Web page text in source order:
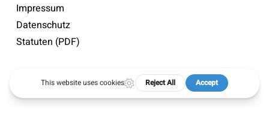
Impressum
Datenschutz
Statuten (PDF)